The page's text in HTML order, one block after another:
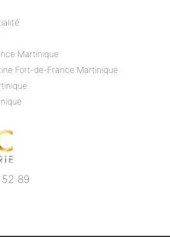
Martinique
Fort-de-France Martinique
52 89